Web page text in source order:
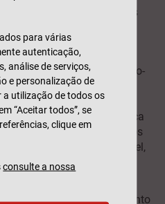
não tenha os documentos
dado ao veículo.
matriculado num Estado-
em condições de poder
a transferência de
Isto não significa
danos causados a terceiros
o proprietário do automóvel,
princípios da
acerca do cancelamento
para várias
autenticação,
análise de serviços,
e personalização de
utilização de todos os
“Aceitar todos”, se
clique em
consulte a nossa